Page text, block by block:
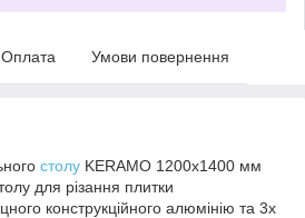
Оплата Умови повернення
столу KERAMO 1200х1400 мм
для різання плитки
конструкційного алюмінію та 3х